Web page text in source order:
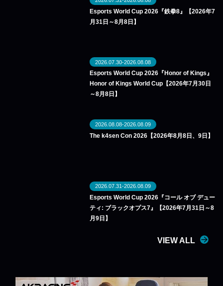
Esports World Cup 2026『鉄拳8』【2026年7
月31日～8月8日】
2026.07.30-2026.08.08
Esports World Cup 2026『Honor of Kings』
Honor of Kings World Cup【2026年7月30日
～8月8日】
2026.08.08-2026.08.09
The k4sen Con 2026【2026年8月8日、9日】
2026.07.31-2026.08.09
Esports World Cup 2026『コール オブ デュー
ティ: ブラックオプス7』【2026年7月31日～8
月9日】
VIEW ALL